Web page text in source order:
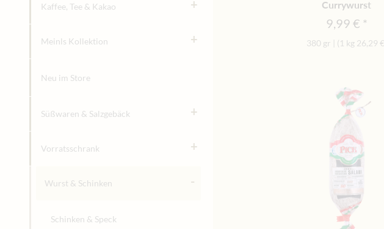
Kaffee, Tee & Kakao +
Meinls Kollektion +
Neu im Store
Süßwaren & Salzgebäck +
Vorratsschrank +
Wurst & Schinken -
Schinken & Speck
Currywurst
9,99 €
380 gr (1 kg 26,29 €